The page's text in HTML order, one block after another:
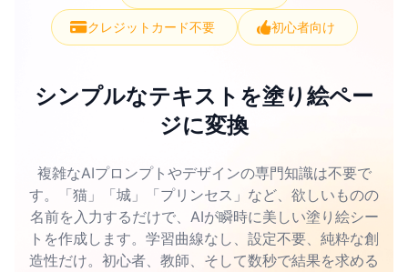
クレジットカード不要 初心者向け
シンプルなテキストを塗り絵ペー
ジに変換
複雑なAIプロンプトやデザインの専門知識は不要で
す。「猫」「城」「プリンセス」など、欲しいものの
名前を入力するだけで、AIが瞬時に美しい塗り絵シー
トを作成します。学習曲線なし、設定不要、純粋な創
造性だけ。初心者、教師、そして数秒で結果を求める